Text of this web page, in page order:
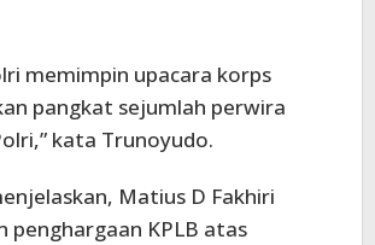
memimpin upacara korps
pangkat sejumlah perwira
kata Trunoyudo.
Matius D Fakhiri
penghargaan KPLB atas